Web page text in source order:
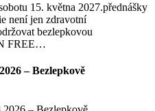
15. května 2027.přednášky
není jen zdravotní
bezlepkovou
FREE…
– Bezlepkově